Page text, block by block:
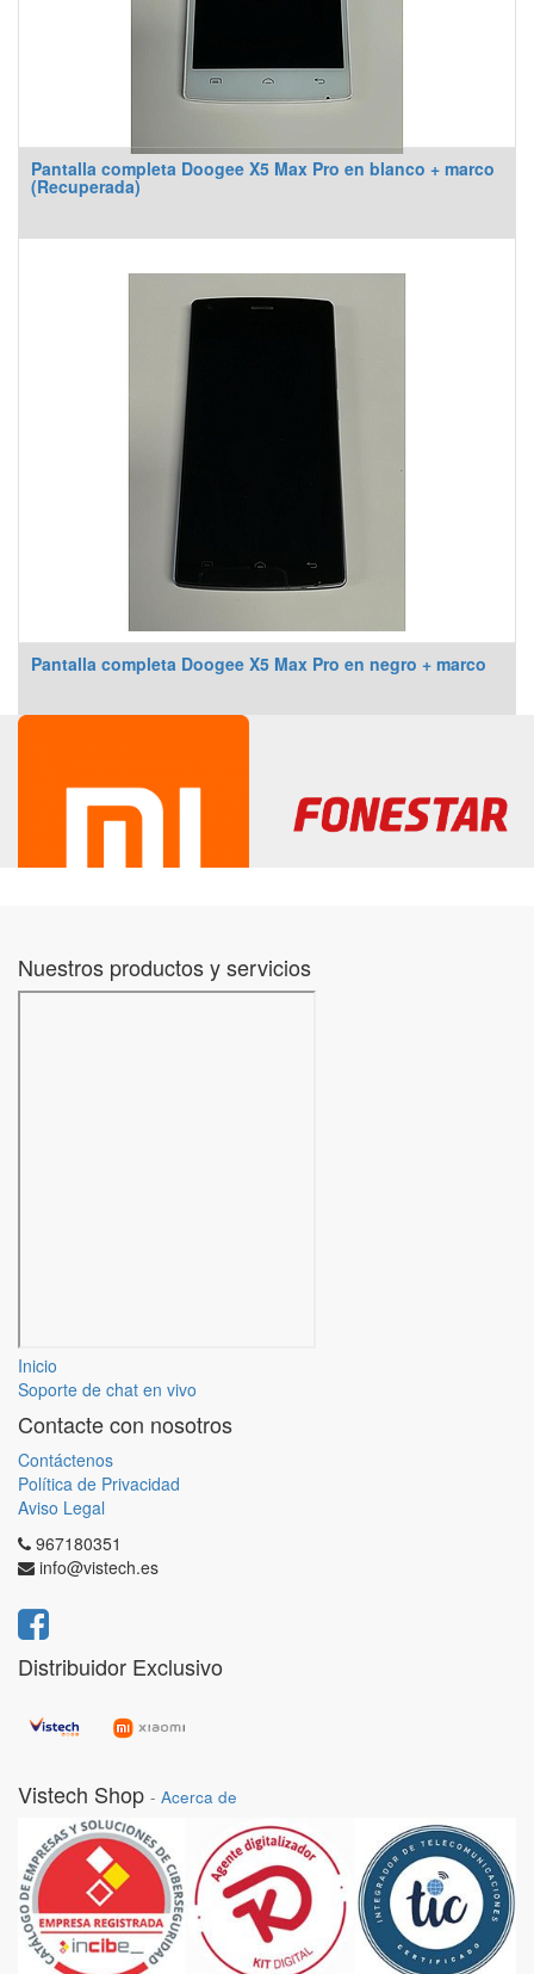
Pantalla completa Doogee X5 Max Pro en blanco + marco
(Recuperada)
Pantalla completa Doogee X5 Max Pro en negro + marco
Nuestros productos y servicios
Inicio
Soporte de chat en vivo
Contacte con nosotros
Contáctenos
Política de Privacidad
Aviso Legal
967180351
info@vistech.es
Distribuidor Exclusivo
Vistech Shop - Acerca de